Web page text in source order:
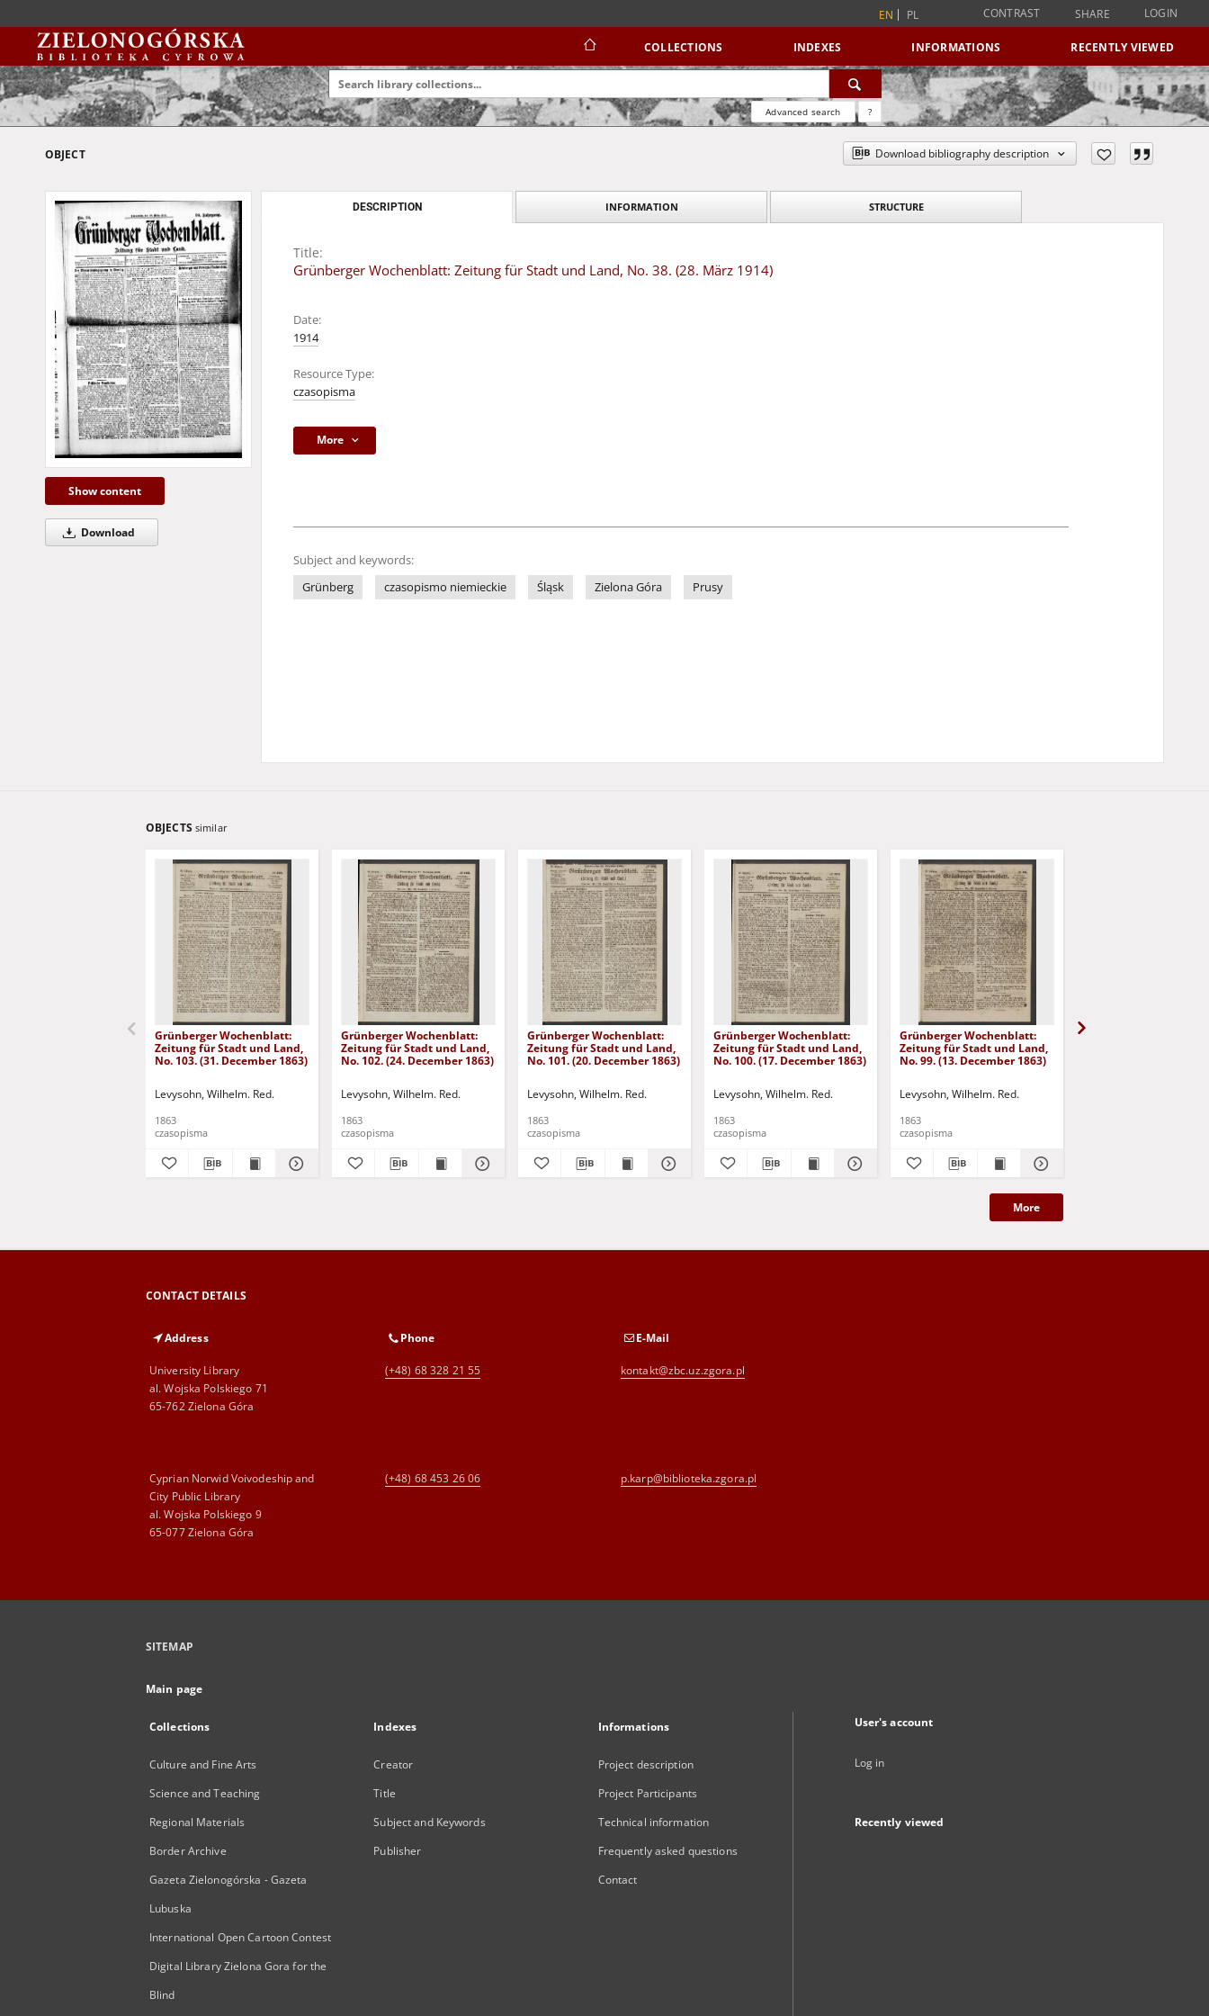
EN PL CONTRAST SHARE LOGIN
COLLECTIONS INDEXES INFORMATIONS RECENTLY VIEWED
Advanced search ?
OBJECT Download bibliography description
Show content
Download
DESCRIPTION INFORMATION STRUCTURE
Title:
Grünberger Wochenblatt: Zeitung für Stadt und Land, No. 38. (28. März 1914)
Date:
1914
Resource Type:
czasopisma
More
Subject and keywords:
Grünberg
czasopismo niemieckie Śląsk Zielona Góra Prusy
OBJECTS similar
Grünberger Wochenblatt:
Zeitung für Stadt und Land,
No. 103. (31. December 1863)
Levysohn, Wilhelm. Red.
1863
czasopisma
Grünberger Wochenblatt:
Zeitung für Stadt und Land,
No. 102. (24. December 1863)
Levysohn, Wilhelm. Red.
1863
czasopisma
Grünberger Wochenblatt:
Zeitung für Stadt und Land,
No. 101. (20. December 1863)
Levysohn, Wilhelm. Red.
1863
czasopisma
Grünberger Wochenblatt:
Zeitung für Stadt und Land,
No. 100. (17. December 1863)
Levysohn, Wilhelm. Red.
1863
czasopisma
Grünberger Wochenblatt:
Zeitung für Stadt und Land,
No. 99. (13. December 1863)
Levysohn, Wilhelm. Red.
1863
czasopisma
More
CONTACT DETAILS
Address
University Library
al. Wojska Polskiego 71
65-762 Zielona Góra
Phone
(+48) 68 328 21 55
E-Mail
kontakt@zbc.uz.zgora.pl
Cyprian Norwid Voivodeship and
City Public Library
al. Wojska Polskiego 9
65-077 Zielona Góra
(+48) 68 453 26 06 p.karp@biblioteka.zgora.pl
SITEMAP
Main page
Collections
Culture and Fine Arts
Science and Teaching
Regional Materials
Border Archive
Gazeta Zielonogórska - Gazeta
Lubuska
International Open Cartoon Contest
Digital Library Zielona Gora for the
Blind
Indexes
Creator
Title
Subject and Keywords
Publisher
Informations
Project description
Project Participants
Technical information
Frequently asked questions
Contact
User's account
Log in
Recently viewed